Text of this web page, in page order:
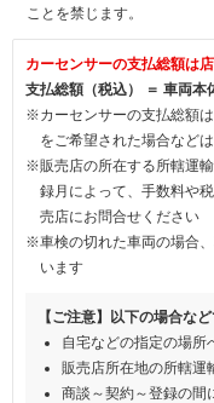
ことを禁じます。
カーセンサーの支払総額は
支払総額（税込） ＝ 車両本
※カーセンサーの支払総額
をご希望された場合など
※販売店の所在する所轄運
録月によって、手数料や
売店にお問合せください
※車検の切れた車両の場合
います
【ご注意】以下の場合な
自宅などの指定の場所
販売店所在地の所轄運
商談～契約～登録の間